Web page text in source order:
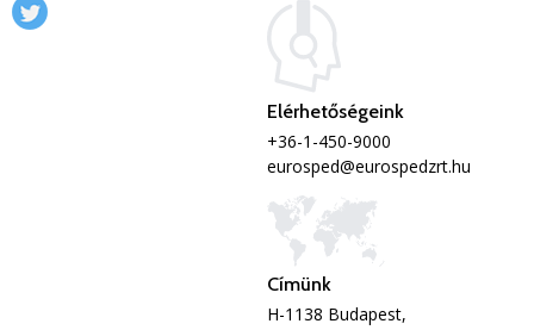
Elérhetőségeink
+36-1-450-9000
eurosped@eurospedzrt.hu
Címünk
H-1138 Budapest,